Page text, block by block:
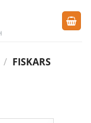
/ FISKARS